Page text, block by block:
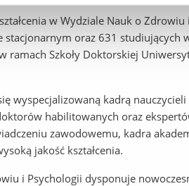
w Wydziale Nauk o
stacjonarnym oraz 631 studiujących
ramach Szkoły Doktorskiej
wyspecjalizowaną kadrą
habilitowanych oraz
zawodowemu, kadra
jakość kształcenia.
i Psychologii dysponuje